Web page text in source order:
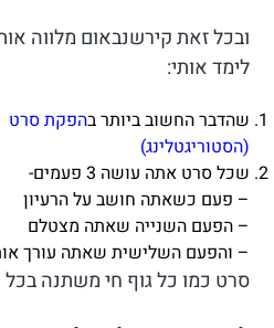
ובכל זאת קירשנבאום מלווה
לימד אותי:
שהדבר החשוב ביותר בהפקת סרט
(הסטוריגטלינג)
שכל סרט אתה עושה 3 פעמים-
– פעם כשאתה חושב על הרעיון
– הפעם השנייה שאתה מצטלם
– והפעם השלישית שאתה עורך
סרט כמו כל גוף חי משתנה בכל